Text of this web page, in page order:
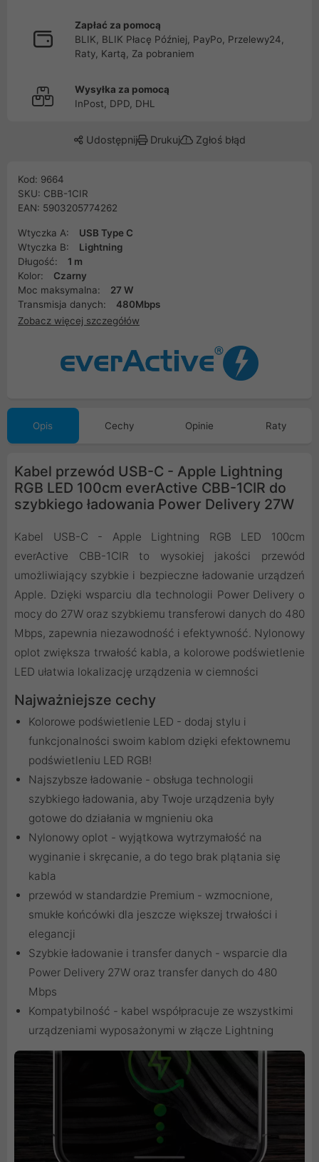
Zapłać za pomocą
BLIK, BLIK Płacę Później, PayPo, Przelewy24,
Raty, Kartą, Za pobraniem
Wysyłka za pomocą
InPost, DPD, DHL
Udostępnij Drukuj Zgłoś błąd
Kod: 9664
SKU: CBB-1CIR
EAN: 5903205774262
Wtyczka A:
USB Type C
Wtyczka B:
Lightning
Długość:
1 m
Kolor:
Czarny
Moc maksymalna:
27 W
Transmisja danych:
480Mbps
Zobacz więcej szczegółów
Opis Cechy Opinie Raty
Kabel przewód USB-C - Apple Lightning
RGB LED 100cm everActive CBB-1CIR do
szybkiego ładowania Power Delivery 27W
Kabel USB-C - Apple Lightning RGB LED 100cm
everActive CBB-1CIR to wysokiej jakości przewód
umożliwiający szybkie i bezpieczne ładowanie urządzeń
Apple. Dzięki wsparciu dla technologii Power Delivery o
mocy do 27W oraz szybkiemu transferowi danych do 480
Mbps, zapewnia niezawodność i efektywność. Nylonowy
oplot zwiększa trwałość kabla, a kolorowe podświetlenie
LED ułatwia lokalizację urządzenia w ciemności
Najważniejsze cechy
Kolorowe podświetlenie LED - dodaj stylu i
funkcjonalności swoim kablom dzięki efektownemu
podświetleniu LED RGB!
Najszybsze ładowanie - obsługa technologii
szybkiego ładowania, aby Twoje urządzenia były
gotowe do działania w mgnieniu oka
Nylonowy oplot - wyjątkowa wytrzymałość na
wyginanie i skręcanie, a do tego brak plątania się
kabla
przewód w standardzie Premium - wzmocnione,
smukłe końcówki dla jeszcze większej trwałości i
elegancji
Szybkie ładowanie i transfer danych - wsparcie dla
Power Delivery 27W oraz transfer danych do 480
Mbps
Kompatybilność - kabel współpracuje ze wszystkimi
urządzeniami wyposażonymi w złącze Lightning